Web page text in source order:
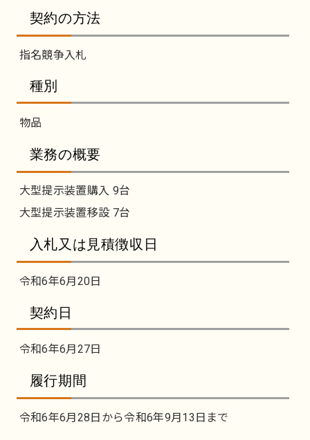
契約の方法
指名競争入札
種別
物品
業務の概要
大型提示装置購入 9台
大型提示装置移設 7台
入札又は見積徴収日
令和6年6月20日
契約日
令和6年6月27日
履行期間
令和6年6月28日から令和6年9月13日まで